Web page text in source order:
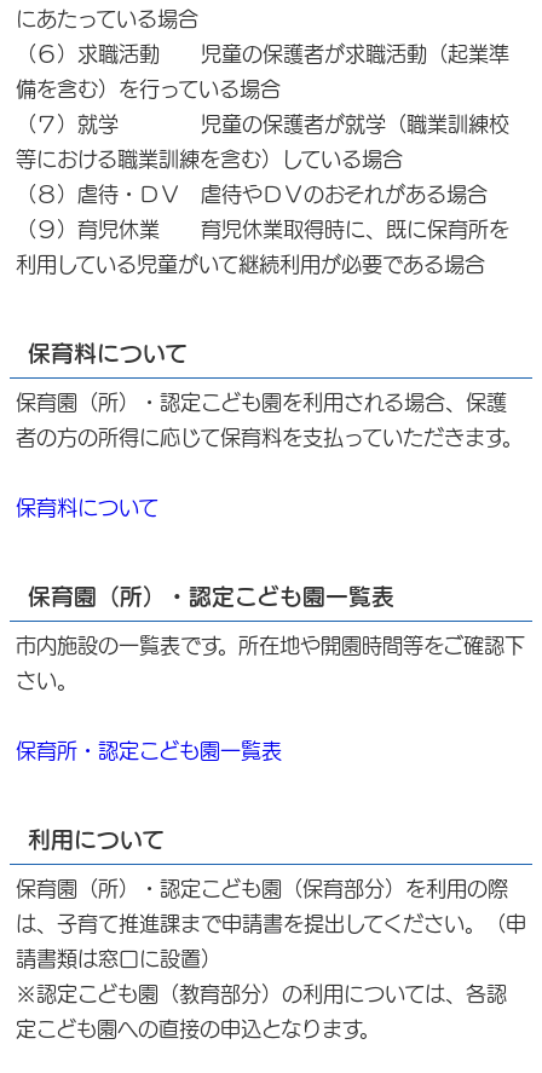
にあたっている場合
（６）求職活動 児童の保護者が求職活動（起業準
備を含む）を行っている場合
（７）就学 児童の保護者が就学（職業訓練校
等における職業訓練を含む）している場合
（８）虐待・ＤＶ 虐待やＤＶのおそれがある場合
（９）育児休業 育児休業取得時に、既に保育所を
利用している児童がいて継続利用が必要である場合
保育料について
保育園（所）・認定こども園を利用される場合、保護
者の方の所得に応じて保育料を支払っていただきます。
保育料について
保育園（所）・認定こども園一覧表
市内施設の一覧表です。所在地や開園時間等をご確認下
さい。
保育所・認定こども園一覧表
利用について
保育園（所）・認定こども園（保育部分）を利用の際
は、子育て推進課まで申請書を提出してください。（申
請書類は窓口に設置）
※認定こども園（教育部分）の利用については、各認
定こども園への直接の申込となります。